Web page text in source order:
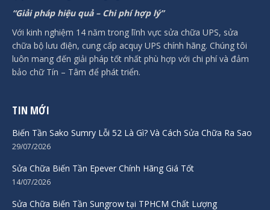
“Giải pháp hiệu quả – Chi phí hợp lý”
Với kinh nghiệm 14 năm trong lĩnh vực sửa chữa UPS, sửa
chữa bộ lưu điện, cung cấp acquy UPS chính hãng. Chúng tôi
luôn mang đến giải pháp tốt nhất phù hợp với chi phí và đảm
bảo chữ Tín – Tâm để phát triển.
TIN MỚI
Biến Tần Sako Sumry Lỗi 52 Là Gì? Và Cách Sửa Chữa Ra Sao
29/07/2026
Sửa Chữa Biến Tần Epever Chính Hãng Giá Tốt
14/07/2026
Sửa Chữa Biến Tần Sungrow tại TPHCM Chất Lượng